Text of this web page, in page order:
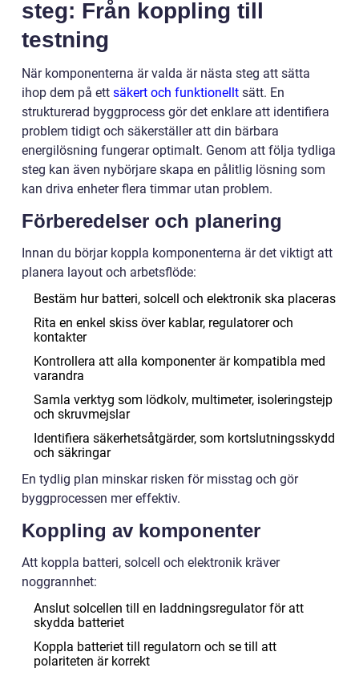
steg: Från koppling till
testning
När komponenterna är valda är nästa steg att sätta
ihop dem på ett säkert och funktionellt sätt. En
strukturerad byggprocess gör det enklare att identifiera
problem tidigt och säkerställer att din bärbara
energilösning fungerar optimalt. Genom att följa tydliga
steg kan även nybörjare skapa en pålitlig lösning som
kan driva enheter flera timmar utan problem.
Förberedelser och planering
Innan du börjar koppla komponenterna är det viktigt att
planera layout och arbetsflöde:
Bestäm hur batteri, solcell och elektronik ska placeras
Rita en enkel skiss över kablar, regulatorer och
kontakter
Kontrollera att alla komponenter är kompatibla med
varandra
Samla verktyg som lödkolv, multimeter, isoleringstejp
och skruvmejslar
Identifiera säkerhetsåtgärder, som kortslutningsskydd
och säkringar
En tydlig plan minskar risken för misstag och gör
byggprocessen mer effektiv.
Koppling av komponenter
Att koppla batteri, solcell och elektronik kräver
noggrannhet:
Anslut solcellen till en laddningsregulator för att
skydda batteriet
Koppla batteriet till regulatorn och se till att
polariteten är korrekt